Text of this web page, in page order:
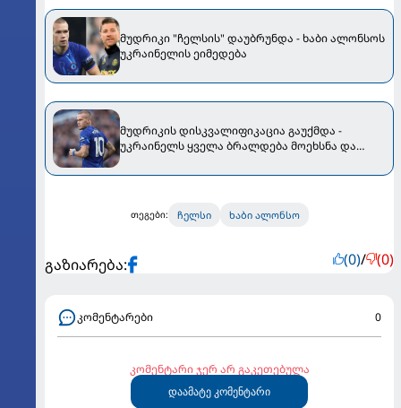
მუდრიკი "ჩელსის" დაუბრუნდა - ხაბი ალონსოს
უკრაინელის ეიმედება
მუდრიკის დისკვალიფიკაცია გაუქმდა -
უკრაინელს ყველა ბრალდება მოეხსნა და
თეგები: ჩელსი ხაბი ალონსო
გაზიარება: (0)/ (0)
კომენტარები 0
კომენტარი ჯერ არ გაკეთებულა
დაამატე კომენტარი